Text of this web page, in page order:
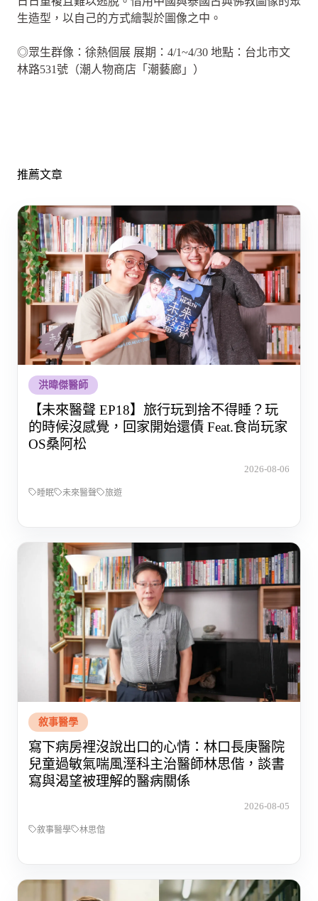
生造型，以自己的方式繪製於圖像之中。
◎眾生群像：徐熱個展 展期：4/1~4/30 地點：台北市文
林路531號（潮人物商店「潮藝廊」）
推薦文章
洪暐傑醫師
【未來醫聲 EP18】旅行玩到捨不得睡？玩
的時候沒感覺，回家開始還債 Feat.食尚玩家
OS桑阿松
2026-08-06
睡眠 未來醫聲 旅遊
敘事醫學
寫下病房裡沒說出口的心情：林口長庚醫院
兒童過敏氣喘風溼科主治醫師林思偕，談書
寫與渴望被理解的醫病關係
2026-08-05
敘事醫學 林思偕